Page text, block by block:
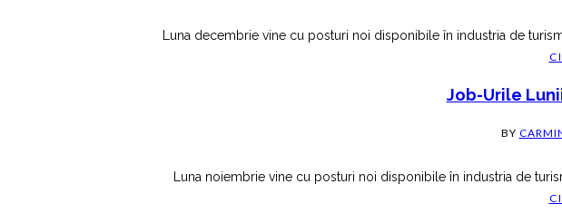
Luna decembrie vine cu posturi noi disponibile în industria de
Job-Urile
BY
Luna noiembrie vine cu posturi noi disponibile în industria de